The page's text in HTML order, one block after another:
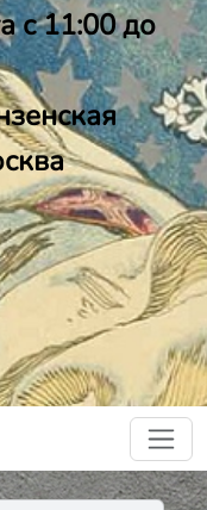
с 11:00 до